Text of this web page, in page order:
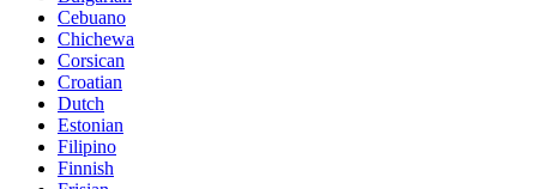
Cebuano
Chichewa
Corsican
Croatian
Dutch
Estonian
Filipino
Finnish